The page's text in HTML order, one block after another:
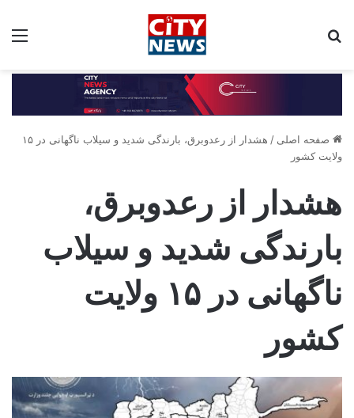
صفحه اصلی /
هشدار از رعدوبرق، بارندگی شدید و سیلاب‌ ناگهانی در ۱۵
ولایت کشور
هشدار از رعدوبرق،
بارندگی شدید و سیلاب‌
ناگهانی در ۱۵ ولایت
کشور